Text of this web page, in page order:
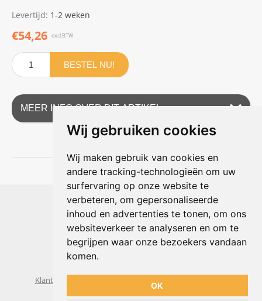
Wij gebruiken cookies
Wij maken gebruik van cookies en
andere tracking-technologieën om uw
surfervaring op onze website te
verbeteren, om gepersonaliseerde
inhoud en advertenties te tonen, om ons
websiteverkeer te analyseren en om te
begrijpen waar onze bezoekers vandaan
komen.
OK
Levertijd: 1-2 weken
€54,26 excl.BTW
BESTEL NU!
MEER INFO OVER DIT ARTIKEL
Shophouse online
Max Planckstraat 4
6716 BE Ede, Nederland
Telefoon:+31(0)318 618 121
E-mail: info@shophouse.nl
Geopend: ma t/m vr 09:00-17:00 uur
Klantenservice
Algemene voorwaarden